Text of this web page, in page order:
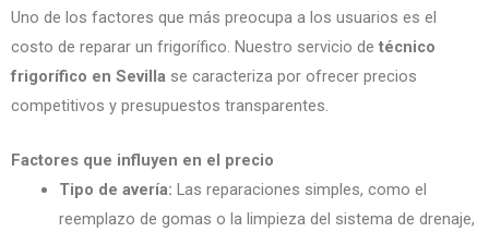
Uno de los factores que más preocupa a los usuarios es el
costo de reparar un frigorífico. Nuestro servicio de técnico
frigorífico en Sevilla se caracteriza por ofrecer precios
competitivos y presupuestos transparentes.
Factores que influyen en el precio
Tipo de avería: Las reparaciones simples, como el
reemplazo de gomas o la limpieza del sistema de drenaje,